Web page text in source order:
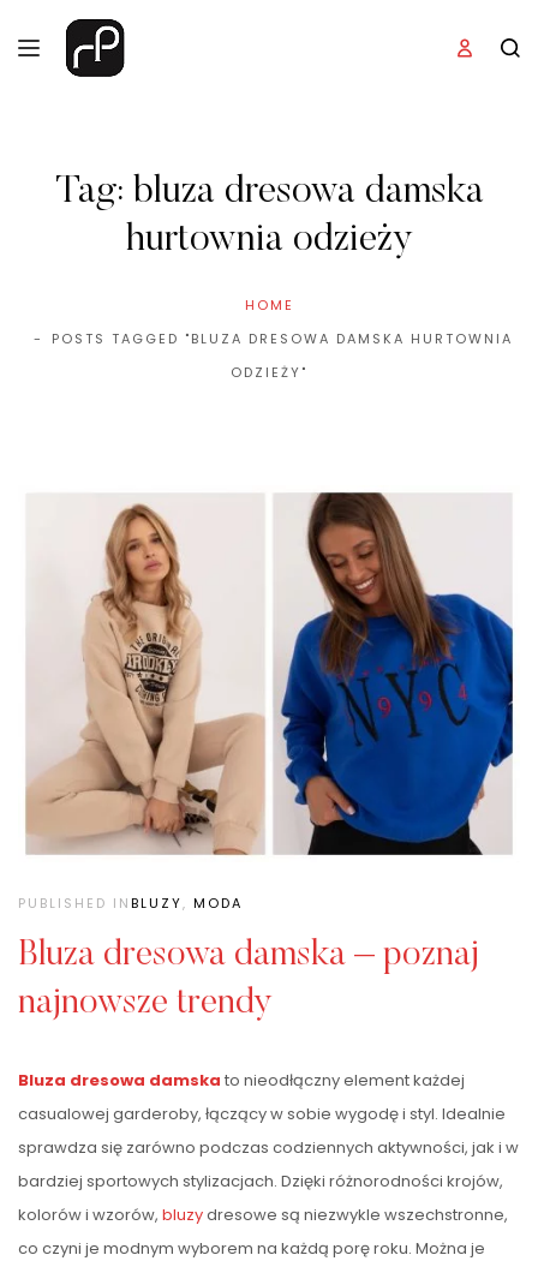
Tag: bluza dresowa damska
hurtownia odzieży
HOME
POSTS TAGGED "BLUZA DRESOWA DAMSKA HURTOWNIA
ODZIEŻY"
PUBLISHED INBLUZY, MODA
Bluza dresowa damska – poznaj
najnowsze trendy
Bluza dresowa damska to nieodłączny element każdej
casualowej garderoby, łączący w sobie wygodę i styl. Idealnie
sprawdza się zarówno podczas codziennych aktywności, jak i w
bardziej sportowych stylizacjach. Dzięki różnorodności krojów,
kolorów i wzorów, bluzydresowe są niezwykle wszechstronne,
co czyni je modnym wyborem na każdą porę roku. Można je